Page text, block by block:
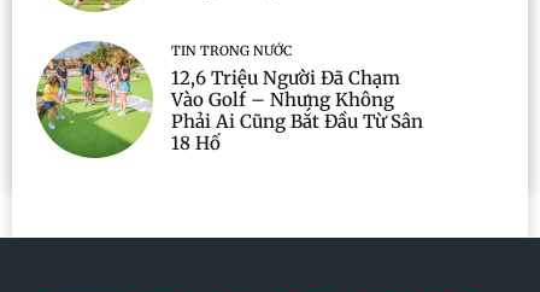
TIN TRONG NƯỚC
12,6 Triệu Người Đã Chạm
Vào Golf – Nhưng Không
Phải Ai Cũng Bắt Đầu Từ Sân
18 Hố